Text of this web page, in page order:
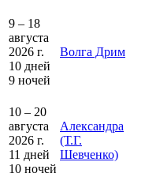
9 – 18
августа
2026 г.
10 дней
9 ночей
Волга Дрим
10 – 20
августа
2026 г.
11 дней
10 ночей
Александра
(Т.Г.
Шевченко)